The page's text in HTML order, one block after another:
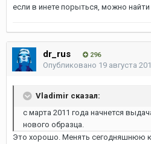
если в инете порыться, можно
dr_rus 296
Опубликовано 19 августа
Vladimir сказал:
с марта 2011 года начнется
нового образца.
Это хорошо. Менять сегодняшнюю